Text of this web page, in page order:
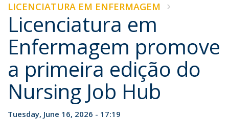
LICENCIATURA EM ENFERMAGEM
Licenciatura em
Enfermagem promove
a primeira edição do
Nursing Job Hub
Tuesday, June 16, 2026 - 17:19